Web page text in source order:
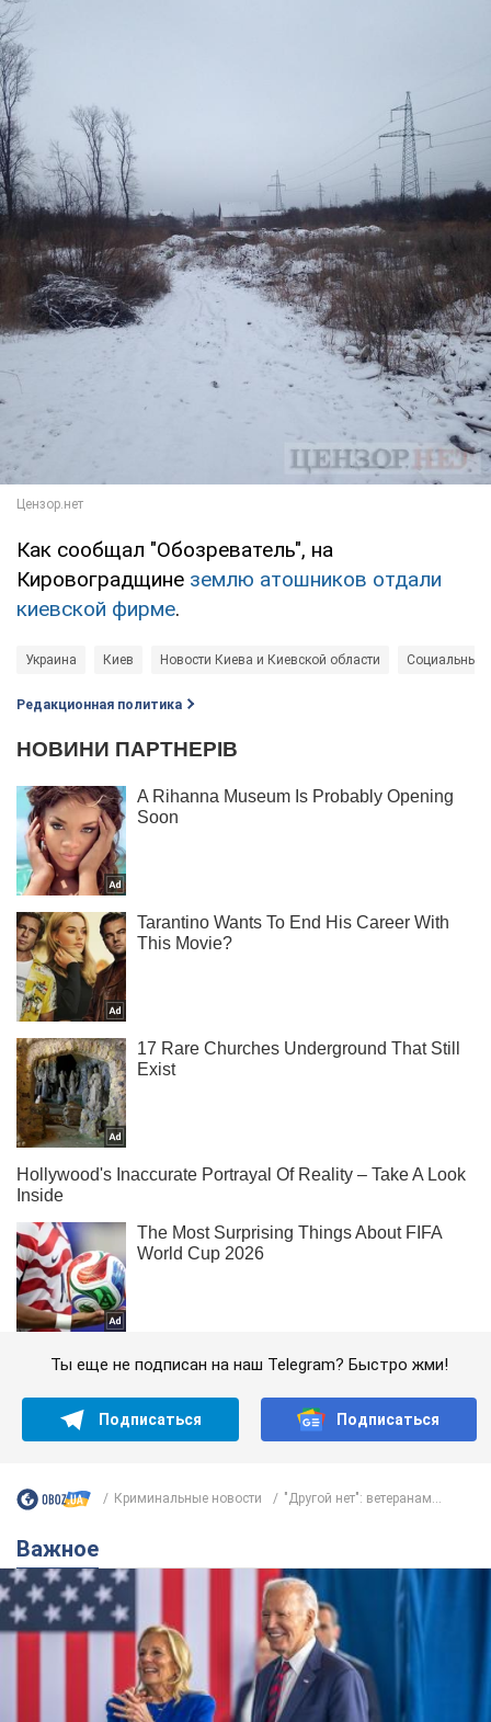
Как сообщал "Обозреватель", на
Кировоградщине землю атошников отдали
киевской фирме.
Украина Киев Новости Киева и Киевской области Социальные
Редакционная политика
Ты еще не подписан на наш Telegram? Быстро жми!
Подписаться Подписаться
Криминальные новости "Другой нет": ветеранам...
Важное